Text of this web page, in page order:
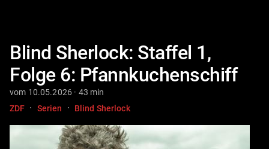
Blind Sherlock: Staffel 1,
Folge 6: Pfannkuchenschiff
vom 10.05.2026 · 43 min
ZDF · Serien · Blind Sherlock